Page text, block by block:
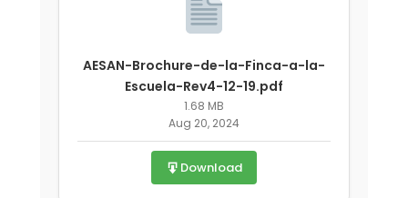
AESAN-Brochure-de-la-Finca-a-la-
Escuela-Rev4-12-19.pdf
1.68 MB
Aug 20, 2024
Download